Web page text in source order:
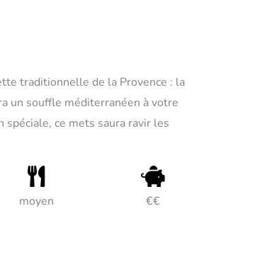
traditionnelle de la Provence : la
un souffle méditerranéen à votre
spéciale, ce mets saura ravir les
moyen €€